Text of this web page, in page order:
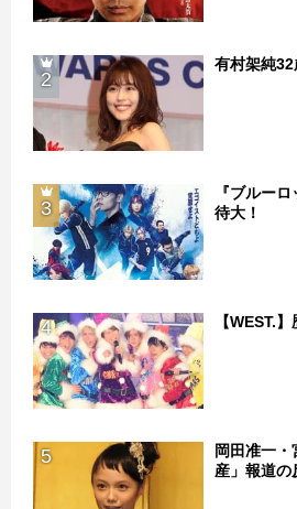
2
有村架純
3
『ブルー
待大！
4 【WEST.
5
岡田准一・
産」報道の